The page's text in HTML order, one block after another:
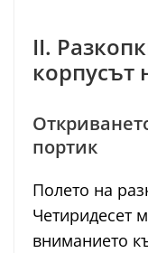
II.
корпусът
портик
Полето на
Четиридесет
вниманието